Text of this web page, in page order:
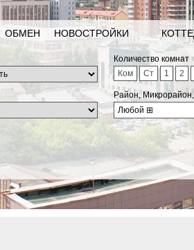
ОБМЕН НОВОСТРОЙКИ
Количество комнат
Ком
Ст 1 2
Район,
Любой ⊞